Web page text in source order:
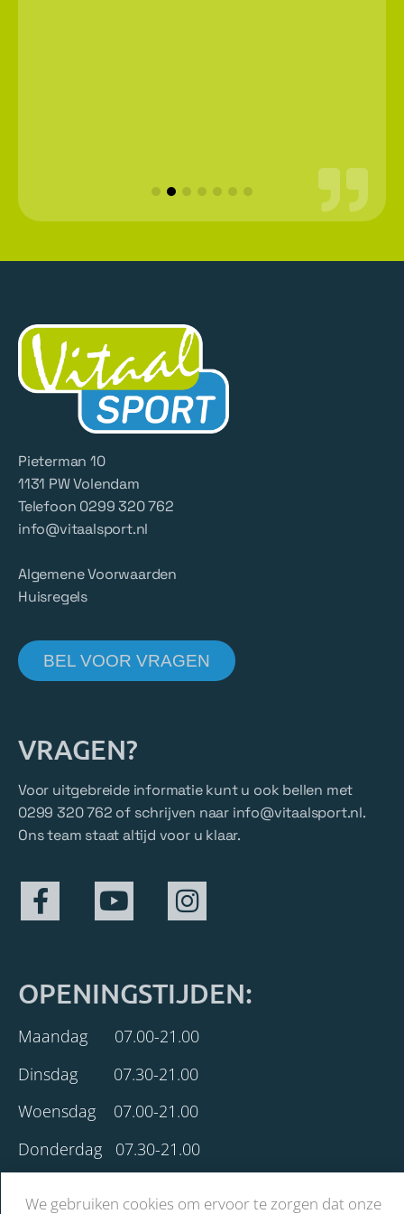
Pieterman 10
1131 PW Volendam
Telefoon 0299 320 762
info@vitaalsport.nl
Algemene Voorwaarden
Huisregels
BEL VOOR VRAGEN
VRAGEN?
Voor uitgebreide informatie kunt u ook bellen met
0299 320 762 of schrijven naar info@vitaalsport.nl .
Ons team staat altijd voor u klaar.
OPENINGSTIJDEN:
Maandag 07.00-21.00
Dinsdag 07.30-21.00
Woensdag 07.00-21.00
Donderdag 07.30-21.00
We gebruiken cookies om ervoor te zorgen dat onze